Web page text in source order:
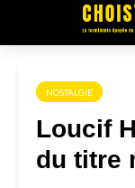
NOSTALGIE
Loucif
du titre